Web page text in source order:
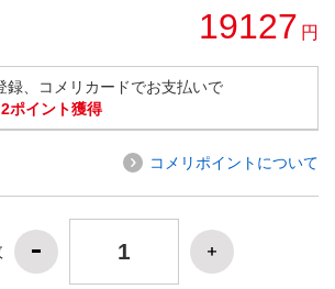
19127 円
録、コメリカードでお支払いで
2ポイント獲得
コメリポイントについて